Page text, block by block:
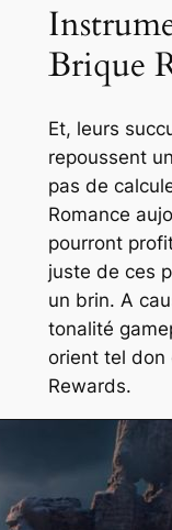
Brique
Et, leurs
repoussent
pas de
Romance
pourront
juste de ces
un brin. A
tonalité
orient tel don
Rewards.